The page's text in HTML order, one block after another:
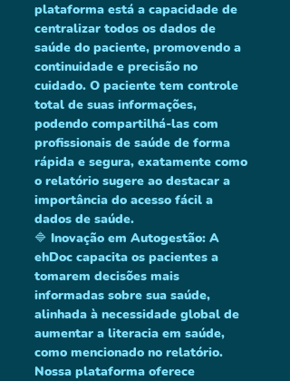
plataforma está a capacidade de
centralizar todos os dados de
saúde do paciente, promovendo a
continuidade e precisão no
cuidado. O paciente tem controle
total de suas informações,
podendo compartilhá-las com
profissionais de saúde de forma
rápida e segura, exatamente como
o relatório sugere ao destacar a
importância do acesso fácil a
dados de saúde.
🔷 Inovação em Autogestão: A
ehDoc capacita os pacientes a
tomarem decisões mais
informadas sobre sua saúde,
alinhada à necessidade global de
aumentar a literacia em saúde,
como mencionado no relatório.
Nossa plataforma oferece